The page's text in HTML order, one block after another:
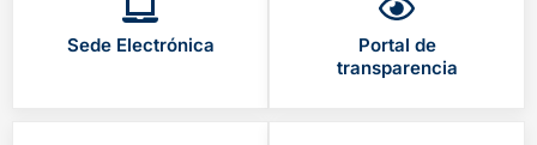
Sede Electrónica
Portal de
transparencia